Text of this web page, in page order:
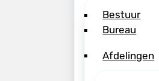
Bestuur
Bureau
Afdelingen